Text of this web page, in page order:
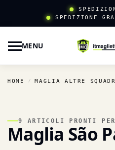
SPEDIZIONE
MENU
HOME / MAGLIA ALTRE
9 ARTICOLI PRONTI
Maglia São